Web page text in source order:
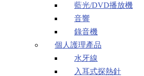
藍光/DVD播放機
音響
錄音機
個人護理產品
水牙線
入耳式探熱針